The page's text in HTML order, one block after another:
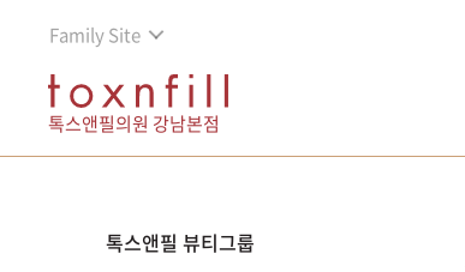
Family Site
톡스앤필의원 강남본점
톡스앤필 뷰티그룹